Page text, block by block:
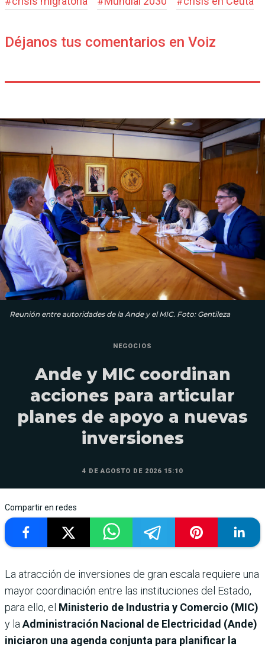
Déjanos tus comentarios en Voiz
Reunión entre autoridades de la Ande y el MIC. Foto: Gentileza
NEGOCIOS
Ande y MIC coordinan
acciones para articular
planes de apoyo a nuevas
inversiones
4 DE AGOSTO DE 2026 15:10
Compartir en redes
La atracción de inversiones de gran escala requiere una
mayor coordinación entre las instituciones del Estado,
para ello, el Ministerio de Industria y Comercio (MIC)
y la Administración Nacional de Electricidad (Ande)
iniciaron una agenda conjunta para planificar la